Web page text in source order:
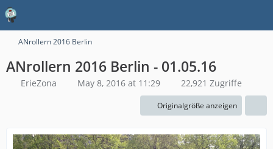
ANrollern 2016 Berlin
ANrollern 2016 Berlin - 01.05.16
ErieZona May 8, 2016 at 11:29 22,921 Zugriffe
Originalgröße anzeigen